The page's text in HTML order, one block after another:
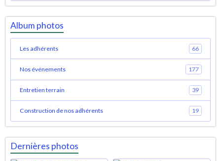
Album photos
Les adhérents 66
Nos événements 177
Entretien terrain 39
Construction de nos adhérents 19
Dernières photos